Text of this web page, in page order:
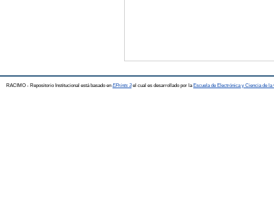
RACIMO - Repositorio Institucional está basado en EPrints 3el cual es desarrollado por la Escuela de Electrónica y Ciencia de la